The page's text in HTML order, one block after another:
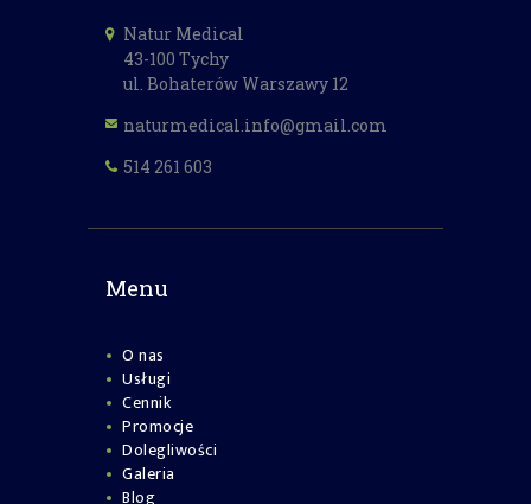
Natur Medical
43-100 Tychy
ul. Bohaterów Warszawy 12
naturmedical.info@gmail.com
514 261 603
Menu
O nas
Usługi
Cennik
Promocje
Dolegliwości
Galeria
Blog